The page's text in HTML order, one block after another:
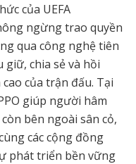
của UEFA
ngừng trao quyền
qua công nghệ tiên
chia sẻ và hồi
của trận đấu. Tại
giúp người hâm
bên ngoài sân cỏ,
các cộng đồng
phát triển bền vững